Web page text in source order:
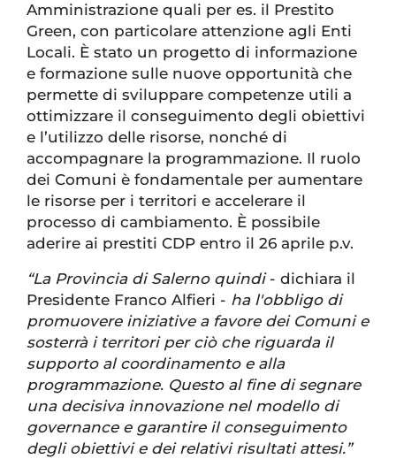
Amministrazione quali per es. il Prestito
Green, con particolare attenzione agli Enti
Locali. È stato un progetto di informazione
e formazione sulle nuove opportunità che
permette di sviluppare competenze utili a
ottimizzare il conseguimento degli obiettivi
e l’utilizzo delle risorse, nonché di
accompagnare la programmazione. Il ruolo
dei Comuni è fondamentale per aumentare
le risorse per i territori e accelerare il
processo di cambiamento. È possibile
aderire ai prestiti CDP entro il 26 aprile p.v.
“La Provincia di Salerno quindi - dichiara il
Presidente Franco Alfieri - ha l'obbligo di
promuovere iniziative a favore dei Comuni e
sosterrà i territori per ciò che riguarda il
supporto al coordinamento e alla
programmazione. Questo al fine di segnare
una decisiva innovazione nel modello di
governance e garantire il conseguimento
degli obiettivi e dei relativi risultati attesi.”